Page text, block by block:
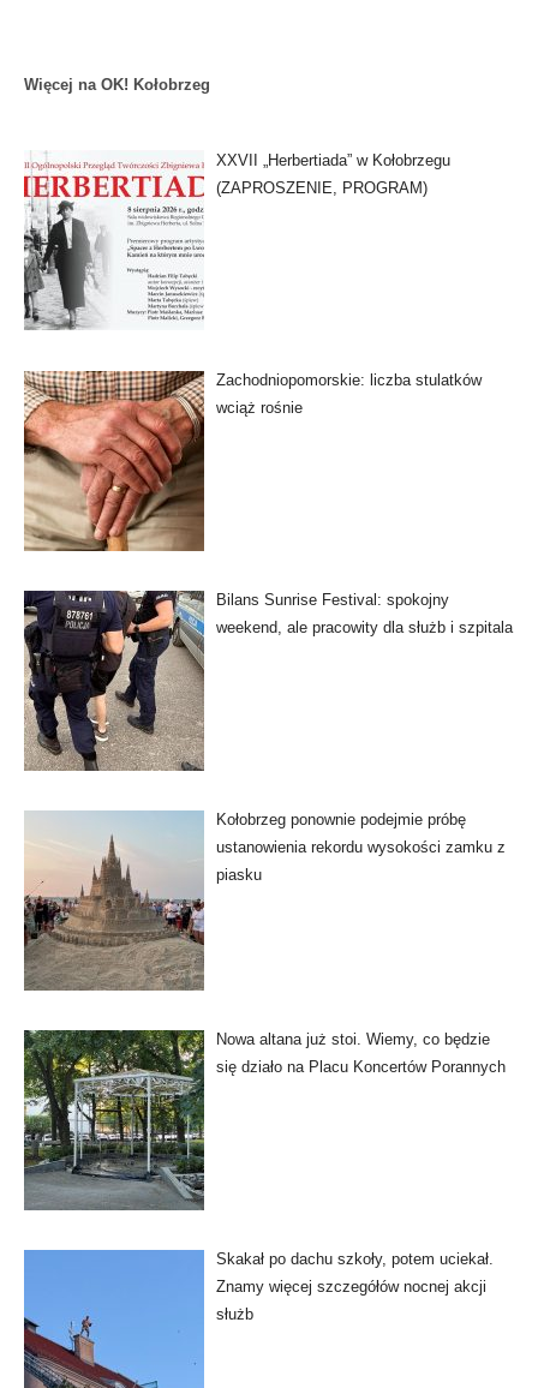
Więcej na OK! Kołobrzeg
XXVII „Herbertiada” w Kołobrzegu
(ZAPROSZENIE, PROGRAM)
Zachodniopomorskie: liczba stulatków
wciąż rośnie
Bilans Sunrise Festival: spokojny
weekend, ale pracowity dla służb i szpitala
Kołobrzeg ponownie podejmie próbę
ustanowienia rekordu wysokości zamku z
piasku
Nowa altana już stoi. Wiemy, co będzie
się działo na Placu Koncertów Porannych
Skakał po dachu szkoły, potem uciekał.
Znamy więcej szczegółów nocnej akcji
służb